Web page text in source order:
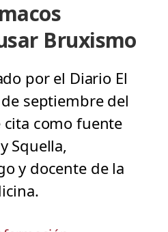
Bruxismo
por el Diario El
septiembre del
cita como fuente
Squella,
y docente de la